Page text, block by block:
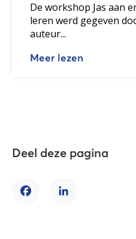
De workshop Jas aan
leren werd gegeven
auteur...
Meer lezen
Deel deze pagina
FacebookLinkedIn